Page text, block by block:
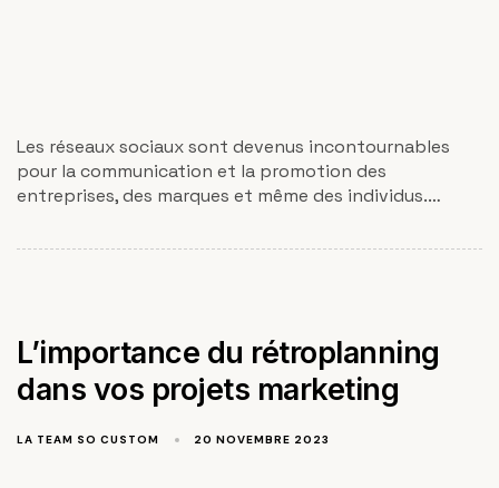
Les réseaux sociaux sont devenus incontournables
pour la communication et la promotion des
entreprises, des marques et même des individus.…
L’importance du rétroplanning
dans vos projets marketing
LA TEAM SO CUSTOM 20 NOVEMBRE 2023